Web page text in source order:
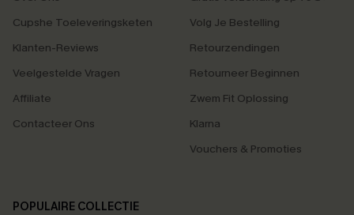
Cupshe Toeleveringsketen
Klanten-Reviews
Veelgestelde Vragen
Affiliate
Contacteer Ons
Volg Je Bestelling
Retourzendingen
Retourneer Beginnen
Zwem Fit Oplossing
Klarna
Vouchers & Promoties
POPULAIRE COLLECTIE